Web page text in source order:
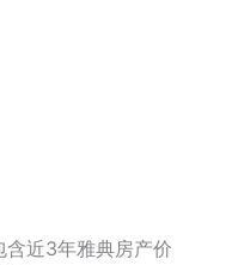
含近3年雅典房产价